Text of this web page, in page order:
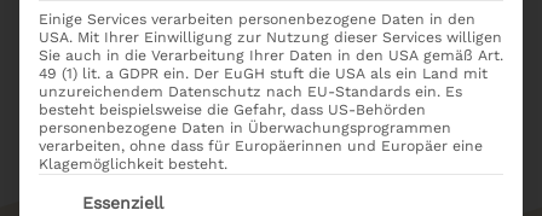
nicht-patientenbezogenen
Anrufen abzusehen.
Einige Services verarbeiten personenbezogene Daten in den
USA. Mit Ihrer Einwilligung zur Nutzung dieser Services willigen
Sie auch in die Verarbeitung Ihrer Daten in den USA gemäß Art.
49 (1) lit. a GDPR ein. Der EuGH stuft die USA als ein Land mit
unzureichendem Datenschutz nach EU-Standards ein. Es
besteht beispielsweise die Gefahr, dass US-Behörden
personenbezogene Daten in Überwachungsprogrammen
verarbeiten, ohne dass für Europäerinnen und Europäer eine
Klagemöglichkeit besteht.
Es folgt eine Liste der Service-Gruppen, für die
Essenziell